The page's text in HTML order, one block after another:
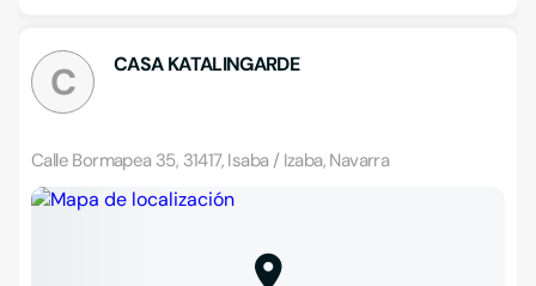
C CASA KATALINGARDE
Calle Bormapea 35, 31417, Isaba / Izaba, Navarra